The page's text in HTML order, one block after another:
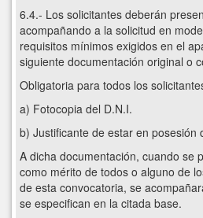
6.4.- Los solicitantes deberán
acompañando a la solicitud en
requisitos mínimos exigidos en el
siguiente documentación original o
Obligatoria para todos los
a) Fotocopia del D.N.I.
b) Justificante de estar en posesión
A dicha documentación, cuando se
como mérito de todos o alguno de
de esta convocatoria, se
se especifican en la citada base.